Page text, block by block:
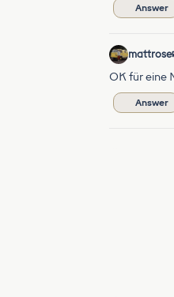
Answer
mattrose
OK für eine
Answer